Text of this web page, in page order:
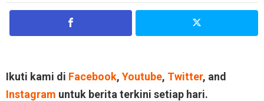
Ikuti kami di Facebook, Youtube, Twitter, and
Instagram untuk berita terkini setiap hari.